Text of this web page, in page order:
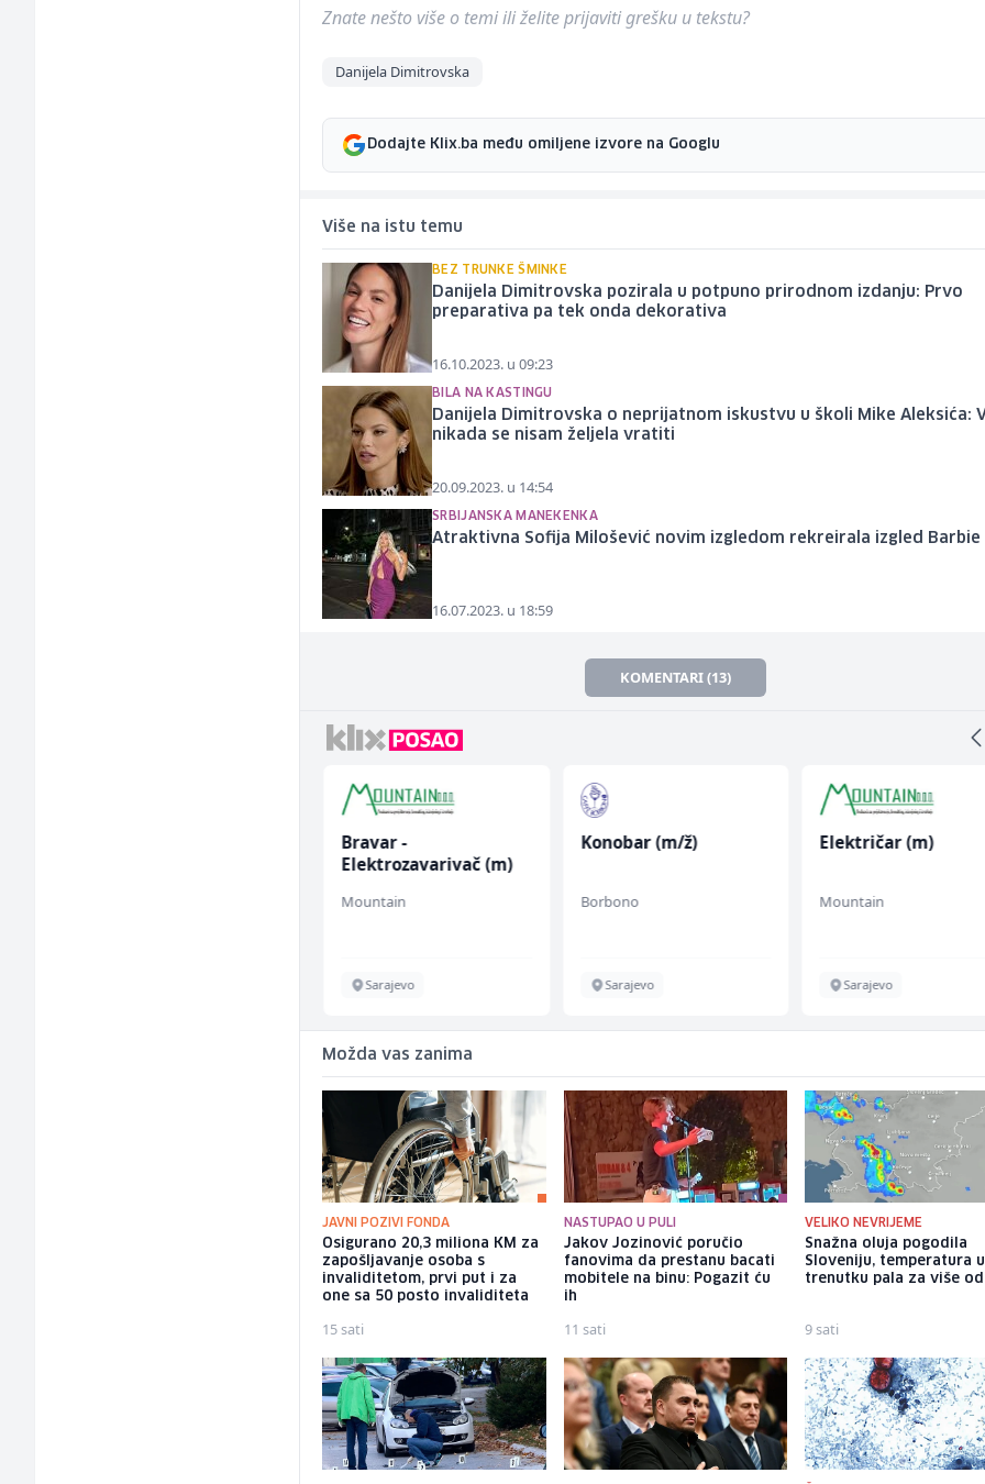
Znate nešto više o temi ili želite prijaviti grešku u tekstu?
Danijela Dimitrovska
Dodajte Klix.ba među omiljene izvore na Googlu
Više na istu temu
BEZ TRUNKE ŠMINKE
Danijela Dimitrovska pozirala u potpuno prirodnom izdanju: Prvo
preparativa pa tek onda dekorativa
16.10.2023. u 09:23
BILA NA KASTINGU
Danijela Dimitrovska o neprijatnom iskustvu u školi Mike Aleksića:
nikada se nisam željela vratiti
20.09.2023. u 14:54
SRBIJANSKA MANEKENKA
Atraktivna Sofija Milošević novim izgledom rekreirala izgled
16.07.2023. u 18:59
KOMENTARI (13)
Bravar -
Elektrozavarivač (m)
Mountain
Sarajevo
Konobar (m/ž)
Borbono
Sarajevo
Električar (m)
Mountain
Sarajevo
Možda vas zanima
JAVNI POZIVI FONDA
Osigurano 20,3 miliona KM za
zapošljavanje osoba s
invaliditetom, prvi put i za
one sa 50 posto invaliditeta
15 sati
NASTUPAO U PULI
Jakov Jozinović poručio
fanovima da prestanu bacati
mobitele na binu: Pogazit ću
ih
11 sati
VELIKO NEVRIJEME
Snažna oluja pogodila
Sloveniju, temperatura u
trenutku pala za više od
9 sati